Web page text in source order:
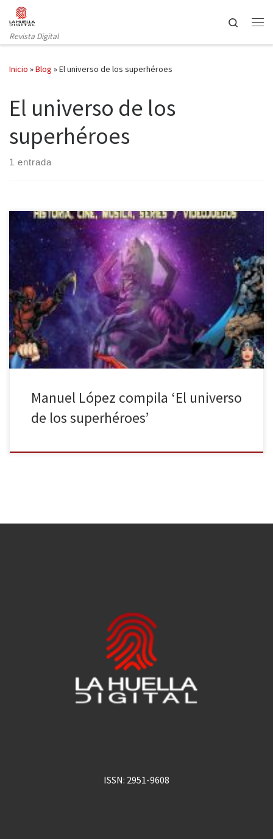
Saltar al contenido
Revista Digital
Search
Inicio »Blog »El universo de los superhéroes
El universo de los
superhéroes
1 entrada
Los superhéroes vuelven a estar en la cresta de la ola,
rememorando sus años de la Godeln Age, en parte, gracias a los
medios audiovisuales. Cómics, música, series y videojuegos son
los principales lugares en lo que podemos encontrar a estos
personajes del papel en todo su esplendor. Manuel López […]
Manuel López compila ‘El universo
de los superhéroes’
ISSN: 2951-9608